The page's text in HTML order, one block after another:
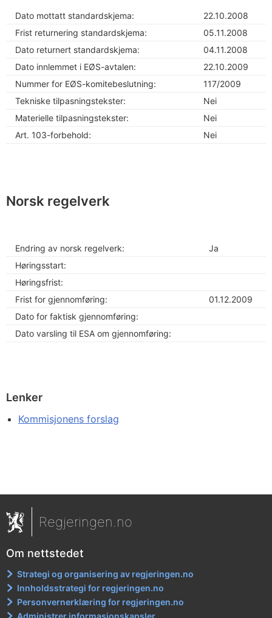
Dato mottatt standardskjema:
22.10.2008
Frist returnering standardskjema:
05.11.2008
Dato returnert standardskjema:
04.11.2008
Dato innlemmet i EØS-avtalen:
22.10.2009
Nummer for EØS-komitebeslutning:
117/2009
Tekniske tilpasningstekster:
Nei
Materielle tilpasningstekster:
Nei
Art. 103-forbehold:
Nei
Norsk regelverk
Endring av norsk regelverk:
Ja
Høringsstart:
Høringsfrist:
Frist for gjennomføring:
01.12.2009
Dato for faktisk gjennomføring:
Dato varsling til ESA om gjennomføring:
Lenker
Kommisjonens forslag
Regjeringen.no
Om nettstedet
Strategi og organisering av regjeringen.no
Innholdsstrategi for regjeringen.no
Personvernerklæring for regjeringen.no
Administrer informasjonskapsler